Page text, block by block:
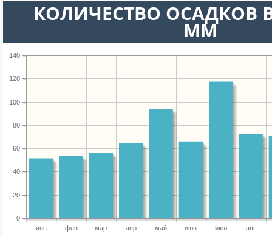
КОЛИЧЕСТВО ОСАДКОВ
ММ
янв фев мар апр май июн июл авг
0
20
40
60
80
100
120
140